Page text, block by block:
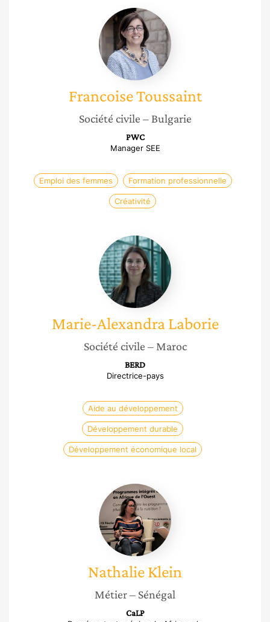
Francoise
Toussaint
FrancoiseToussaint
Société civile – Bulgarie
PWC
Manager SEE
Emploi des femmes Formation professionnelle
Créativité
Marie-
Alexandra
Laborie
Marie-Alexandra Laborie
Société civile – Maroc
BERD
Directrice-pays
Aide au développement
Développement durable
Développement économique local
Nathalie
Klein
NathalieKlein
Métier– Sénégal
CaLP